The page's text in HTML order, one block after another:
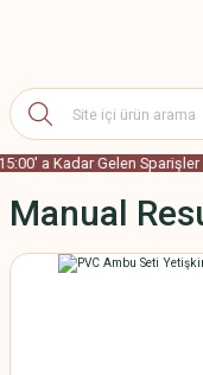
a Kadar Gelen Sparişler
Manual